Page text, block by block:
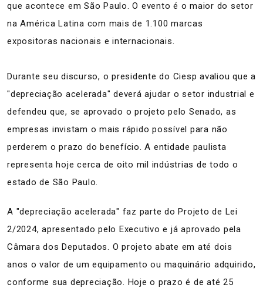
que acontece em São Paulo. O evento é o maior do setor
na América Latina com mais de 1.100 marcas
expositoras nacionais e internacionais.
Durante seu discurso, o presidente do Ciesp avaliou que a
"depreciação acelerada" deverá ajudar o setor industrial e
defendeu que, se aprovado o projeto pelo Senado, as
empresas invistam o mais rápido possível para não
perderem o prazo do benefício. A entidade paulista
representa hoje cerca de oito mil indústrias de todo o
estado de São Paulo.
A "depreciação acelerada" faz parte do Projeto de Lei
2/2024, apresentado pelo Executivo e já aprovado pela
Câmara dos Deputados. O projeto abate em até dois
anos o valor de um equipamento ou maquinário adquirido,
conforme sua depreciação. Hoje o prazo é de até 25